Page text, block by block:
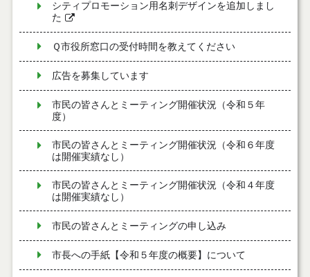
シティプロモーション用名刺デザインを追加しまし
た
Ｑ市役所窓口の受付時間を教えてください
広告を募集しています
市民の皆さんとミーティング開催状況（令和５年
度）
市民の皆さんとミーティング開催状況（令和６年度
は開催実績なし）
市民の皆さんとミーティング開催状況（令和４年度
は開催実績なし）
市民の皆さんとミーティングの申し込み
市長への手紙【令和５年度の概要】について